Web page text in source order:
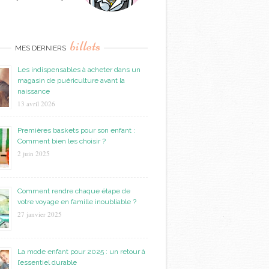
MES DERNIERS billets
Les indispensables à acheter dans un
magasin de puériculture avant la
naissance
13 avril 2026
Premières baskets pour son enfant :
Comment bien les choisir ?
2 juin 2025
Comment rendre chaque étape de
votre voyage en famille inoubliable ?
27 janvier 2025
La mode enfant pour 2025 : un retour à
l’essentiel durable